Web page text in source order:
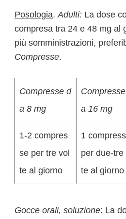
Posologia.Adulti: La dose
compresa tra 24 e 48 mg al
più somministrazioni,
Compresse.
Compresse d
a 8 mg
a 16 mg
1-2 compres
se per tre vol
te al giorno
1
per due-tre
te al giorno
Gocce orali, soluzione: La